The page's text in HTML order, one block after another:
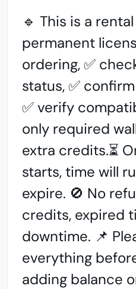
🔹 This is a
permanent
ordering, ✅
status,✅
✅ verify
only required
extra credits.⏳
starts, time will
expire. 🚫 No
credits, expired
downtime. 📌
everything
adding balance